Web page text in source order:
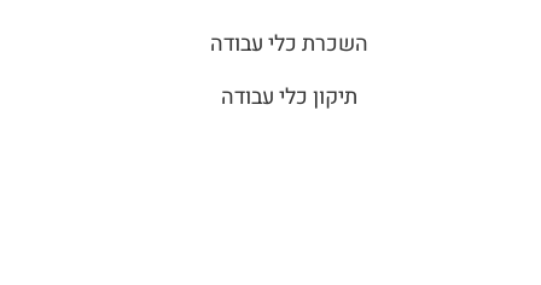
השכרת כלי עבודה
תיקון כלי עבודה